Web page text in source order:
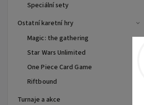
Speciální sety
Ostatní karetní hry
Magic: the gathering
Star Wars Unlimited
One Piece Card Game
Riftbound
Turnaje a akce